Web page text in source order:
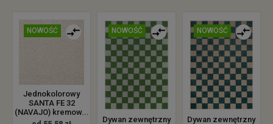
NOWOŚĆ
Jednokolorowy
SANTA FE 32
(NAVAJO) kremow...
NOWOŚĆ
Dywan zewnętrzny
NOWOŚĆ
Dywan zewnętrzny